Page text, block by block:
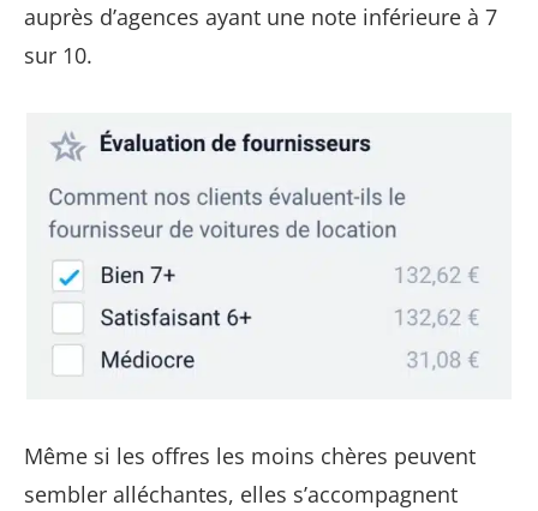
auprès d’agences ayant une note inférieure à 7
sur 10.
Même si les offres les moins chères peuvent
sembler alléchantes, elles s’accompagnent